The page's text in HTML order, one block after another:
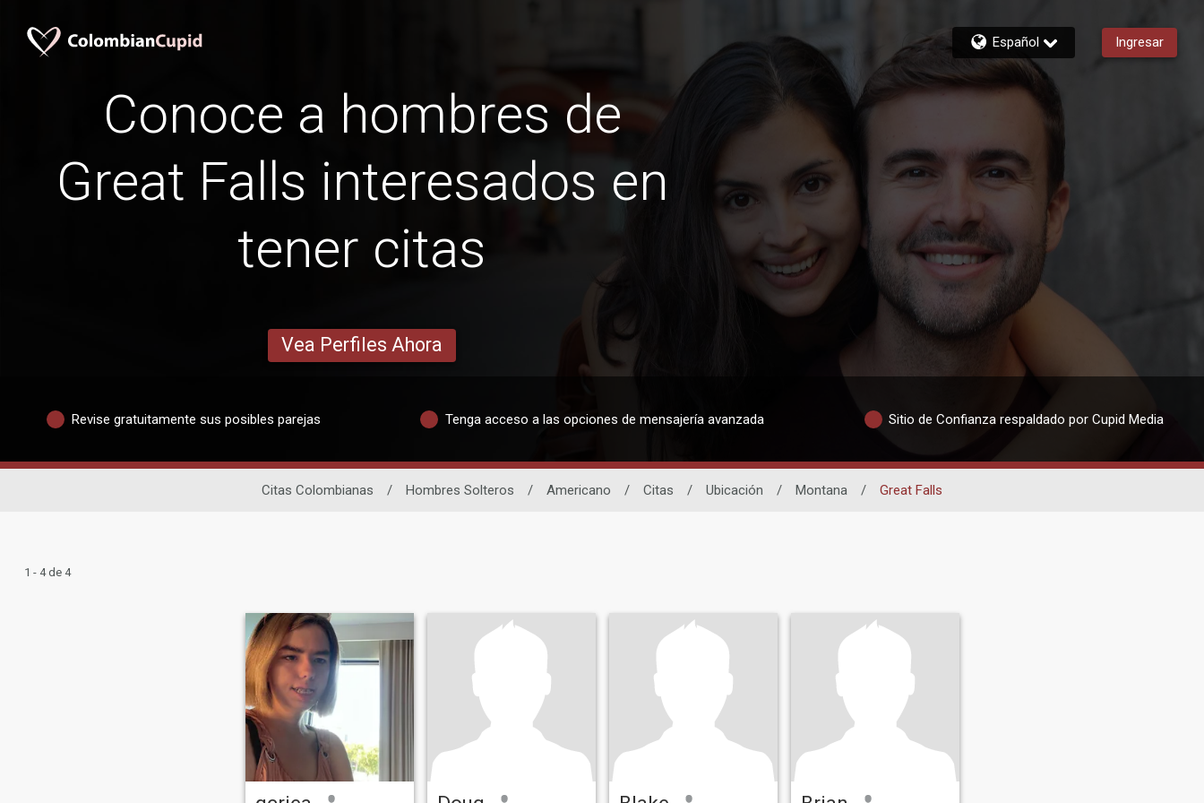
Español Ingresar
Conoce a hombres de
Great Falls interesados ​​en
tener citas
Vea Perfiles Ahora
Revise gratuitamente sus posibles parejas Tenga acceso a las opciones de mensajería avanzada Sitio de Confianza respaldado por Cupid Media
Citas Colombianas / Hombres Solteros / Americano / Citas / Ubicación / Montana / Great Falls
1 - 4 de 4